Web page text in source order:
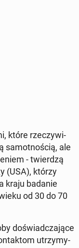
które rze­czy­wi­
sa­mot­no­ścią, ale
- twier­dzą
(USA), którzy
kraju badanie
od 30 do 70
do­świad­cza­ją­ce
utrzy­my­